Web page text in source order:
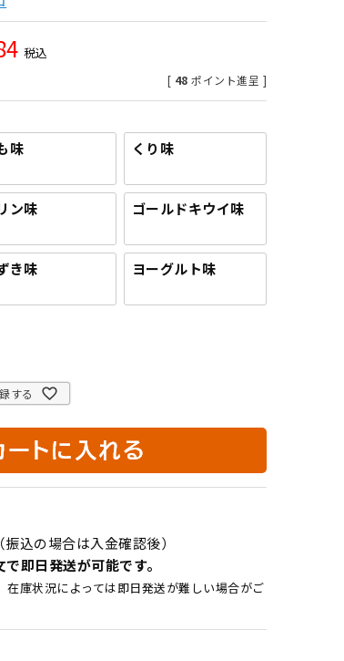
税込
[ 48 ポイント進呈 ]
味 くり味
ン味 ゴールドキウイ味
き味 ヨーグルト味
する
（振込の場合は入金確認後）
即日発送が可能です。
庫状況によっては即日発送が難しい場合がご